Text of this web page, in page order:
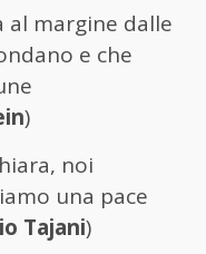
al margine dalle
e che
)
noi
una pace
Tajani)